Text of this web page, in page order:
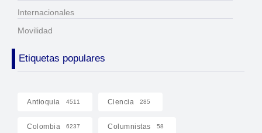
Internacionales
Movilidad
Etiquetas populares
Antioquia 4511 Ciencia 285
Colombia 6237 Columnistas 58